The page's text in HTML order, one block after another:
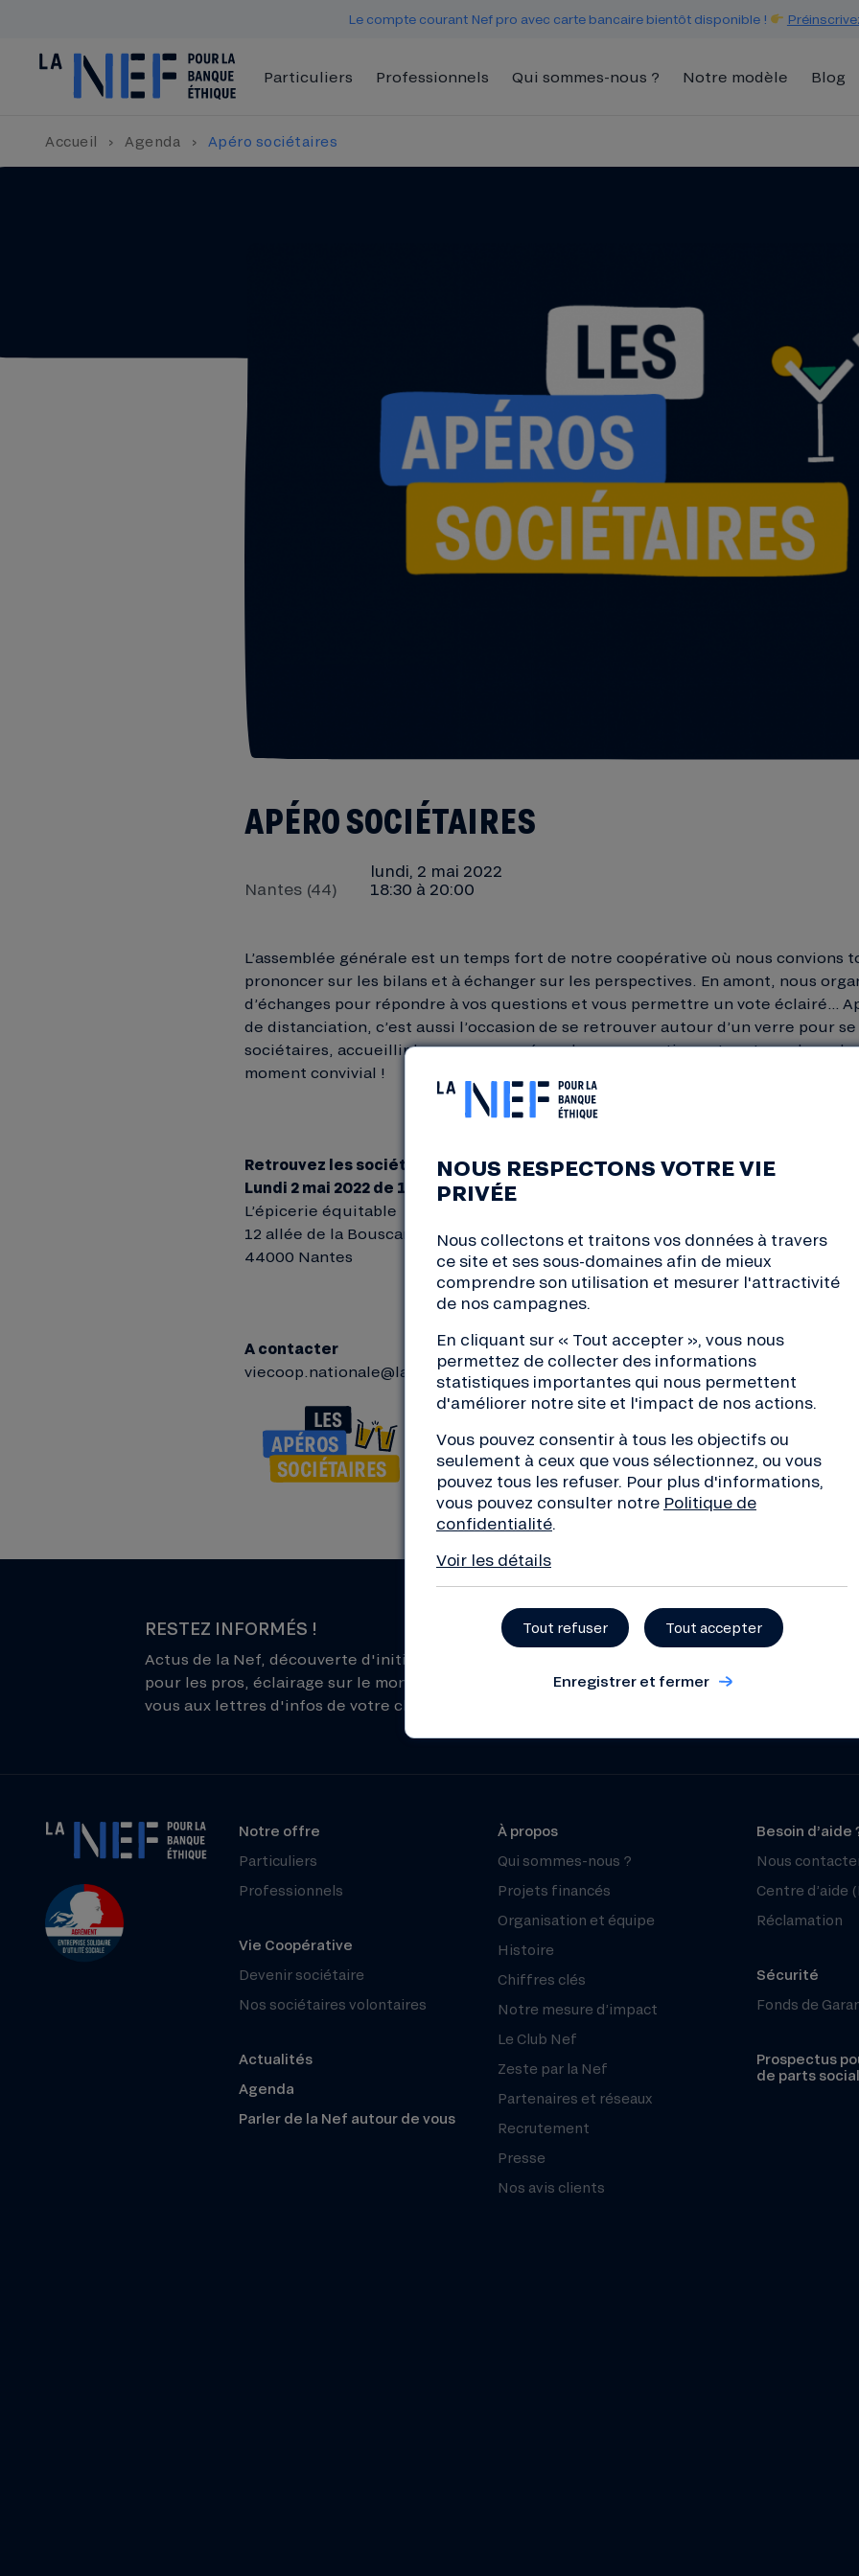
Le compte courant Nef pro avec carte bancaire bientôt disponible !
Particuliers Professionnels Qui sommes-nous ? Notre modèle Blog
Accueil › Agenda › Apéro sociétaires
APÉRO SOCIÉTAIRES
Nantes (44)
lundi, 2 mai 2022
18:30 à 20:00
L’assemblée générale est un temps fort de notre coopérative où nous convions
prononcer sur les bilans et à échanger sur les perspectives. En amont, nous
d’échanges pour répondre à vos questions et vous permettre un vote éclairé…
de distanciation, c’est aussi l’occasion de se retrouver autour d’un verre pour
sociétaires, accueillir les nouveaux, répondre aux questions et partager les
moment convivial !
Retrouvez les sociétaires et salariés de Nantes
Lundi 2 mai 2022 de 18h30 à 20h(venez quand vous voulez !)
L’épicerie équitable
12 allée de la Bouscarle de Cetti
44000 Nantes
A contacter
viecoop.nationale@lanef.com
RESTEZ INFORMÉS !
Actus de la Nef, découverte d'initiatives de la transition, conseils
pour les pros, éclairage sur le monde de la finance... Inscrivez-
vous aux lettres d'infos de votre choix !
Notre offre
Particuliers
Professionnels
Vie Coopérative
Devenir sociétaire
Nos sociétaires volontaires
Actualités
Agenda
Parler de la Nef autour de vous
À propos
Qui sommes-nous ?
Projets financés
Organisation et équipe
Histoire
Chiffres clés
Notre mesure d’impact
Le Club Nef
Zeste par la Nef
Partenaires et réseaux
Recrutement
Presse
Nos avis clients
Besoin d’aide
Nous
Centre d’aide
Réclamation
Sécurité
Fonds de
Prospectus
de parts
NOUS RESPECTONS VOTRE VIE
PRIVÉE
Nous collectons et traitons vos données à travers
ce site et ses sous-domaines afin de mieux
comprendre son utilisation et mesurer l'attractivité
de nos campagnes.
En cliquant sur « Tout accepter », vous nous
permettez de collecter des informations
statistiques importantes qui nous permettent
d'améliorer notre site et l'impact de nos actions.
Vous pouvez consentir à tous les objectifs ou
seulement à ceux que vous sélectionnez, ou vous
pouvez tous les refuser. Pour plus d'informations,
vous pouvez consulter notre Politique de
confidentialité
Voir les détails
Tout refuser Tout accepter
Enregistrer et fermer